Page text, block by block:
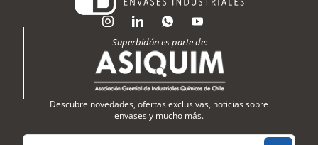
Superbidón es parte de:
Descubre novedades, ofertas exclusivas, noticias sobre
envases y mucho más.